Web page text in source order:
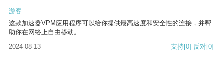
游客
这款加速器VPM应用程序可以给你提供最高速度和安全性的连接，并帮
助你在网络上自由移动。
2024-08-13
支持[0] 反对[0]